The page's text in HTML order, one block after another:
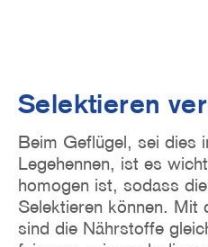
Selektieren
Beim Geflügel, sei dies
Legehennen, ist es
homogen ist, sodass
Selektieren können. Mit
sind die Nährstoffe